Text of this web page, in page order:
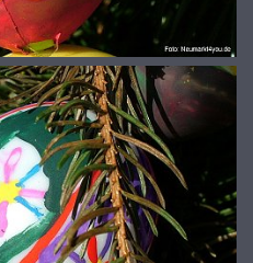
neumarkt.de